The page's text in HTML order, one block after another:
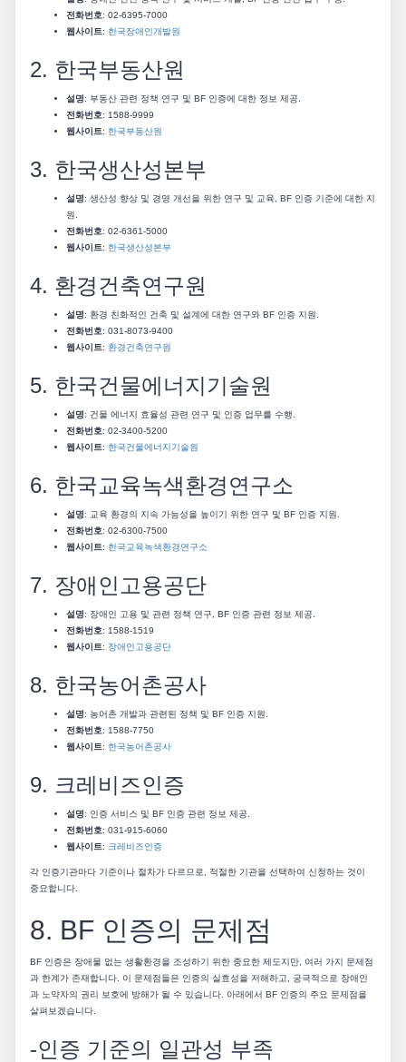
전화번호: 02-6395-7000
웹사이트: 한국장애인개발원
2. 한국부동산원
설명: 부동산 관련 정책 연구 및 BF 인증에 대한 정보 제공.
전화번호: 1588-9999
웹사이트: 한국부동산원
3. 한국생산성본부
설명: 생산성 향상 및 경영 개선을 위한 연구 및 교육, BF 인증 기준에 대한 지
원.
전화번호: 02-6361-5000
웹사이트: 한국생산성본부
4. 환경건축연구원
설명: 환경 친화적인 건축 및 설계에 대한 연구와 BF 인증 지원.
전화번호: 031-8073-9400
웹사이트: 환경건축연구원
5. 한국건물에너지기술원
설명: 건물 에너지 효율성 관련 연구 및 인증 업무를 수행.
전화번호: 02-3400-5200
웹사이트: 한국건물에너지기술원
6. 한국교육녹색환경연구소
설명: 교육 환경의 지속 가능성을 높이기 위한 연구 및 BF 인증 지원.
전화번호: 02-6300-7500
웹사이트: 한국교육녹색환경연구소
7. 장애인고용공단
설명: 장애인 고용 및 관련 정책 연구, BF 인증 관련 정보 제공.
전화번호: 1588-1519
웹사이트: 장애인고용공단
8. 한국농어촌공사
설명: 농어촌 개발과 관련된 정책 및 BF 인증 지원.
전화번호: 1588-7750
웹사이트: 한국농어촌공사
9. 크레비즈인증
설명: 인증 서비스 및 BF 인증 관련 정보 제공.
전화번호: 031-915-6060
웹사이트: 크레비즈인증
각 인증기관마다 기준이나 절차가 다르므로, 적절한 기관을 선택하여 신청하는 것이
중요합니다.
8. BF 인증의 문제점
BF 인증은 장애물 없는 생활환경을 조성하기 위한 중요한 제도지만, 여러 가지 문제점
과 한계가 존재합니다. 이 문제점들은 인증의 실효성을 저해하고, 궁극적으로 장애인
과 노약자의 권리 보호에 방해가 될 수 있습니다. 아래에서 BF 인증의 주요 문제점을
살펴보겠습니다.
-인증 기준의 일관성 부족